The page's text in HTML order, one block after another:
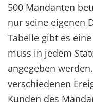
500 Mandanten
nur seine eigenen
Tabelle gibt es
muss in jedem
angegeben
verschiedenen
Kunden des